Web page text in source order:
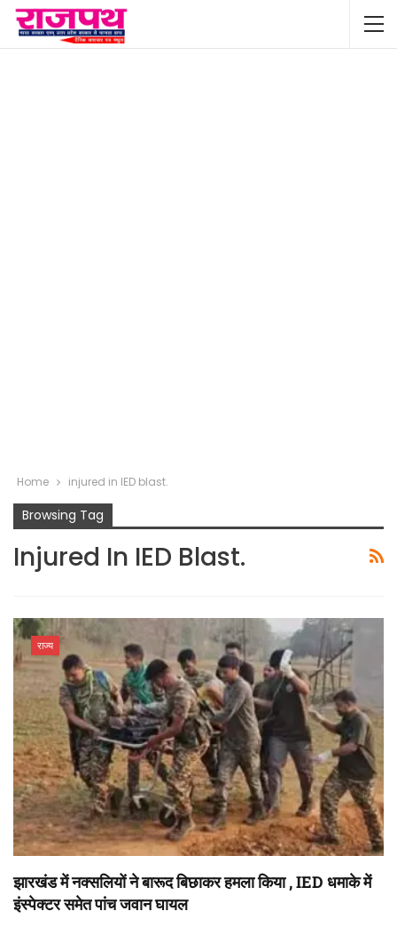
Home injured in IED blast.
Browsing Tag
Injured In IED Blast.
राज्य
झारखंड में नक्सलियों ने बारूद बिछाकर हमला किया , IED धमाके में
इंस्पेक्टर समेत पांच जवान घायल